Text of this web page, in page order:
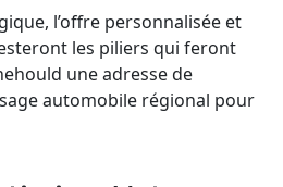
ne correspond à votre
l’offre personnalisée et
les piliers qui feront
une adresse de
automobile régional pour